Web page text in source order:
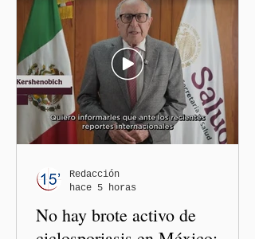
comentarios que emitieron
en el podcast "DesCasadas"
contra las personas adultas
mayores no pueden
justificarse como una
simple opinión o una broma.
No hay brote activo de
Redacción
hace 5 horas